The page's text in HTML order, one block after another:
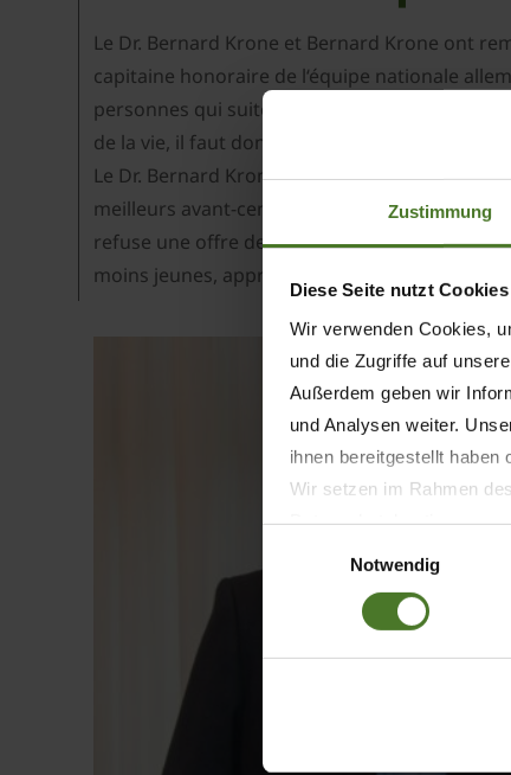
Zustimmung
Diese Seite nutzt Cookies
Wir verwenden Cookies,
und die Zugriffe auf
Außerdem geben wir
und Analysen weiter.
ihnen bereitgestellt haben
Wir setzen im Rahmen
Daten bestehen kann.
Impressum
Notwendig
Le Dr. Bernard Krone et Bernard Krone ont
capitaine honoraire de l‘équipe nationale
personnes qui suite à leur état physique,
de la vie, il faut donner à ceux qui n‘ont
Le Dr. Bernard Krone était très content de
meilleurs avant-centre au monde ; mais son
refuse une offre de plusieurs millions d’un
moins jeunes, apprécient dans toute